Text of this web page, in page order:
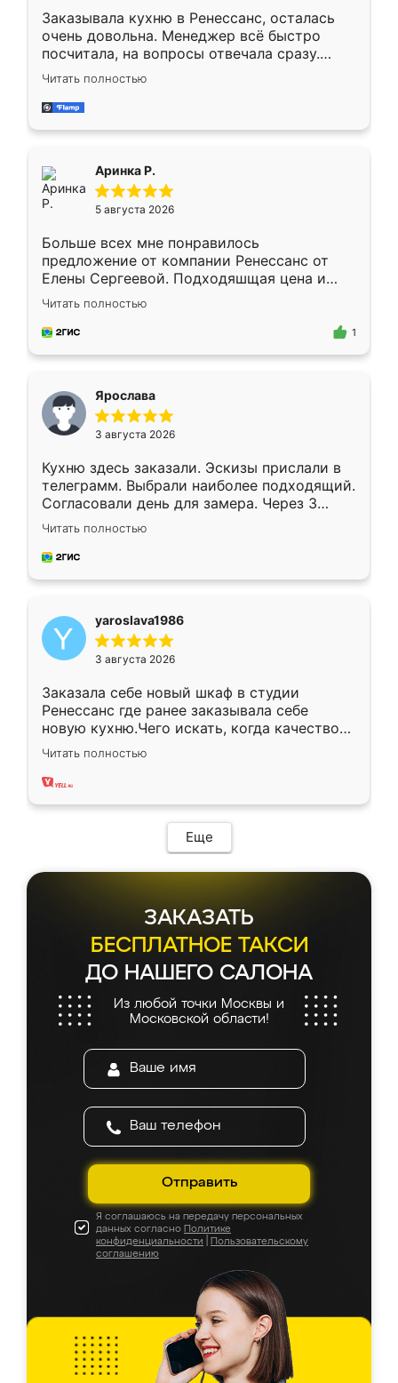
Заказывала кухню в Ренессанс, осталась
очень довольна. Менеджер всё быстро
посчитала, на вопросы отвечала сразу.
Замерщик приехал в субботу, подошёл к
делу со всей ответственностью. Собрали
за день, ребята работали аккуратно, даже
Читать полностью
Аринка Р.
5 августа 2026
Больше всех мне понравилось
предложение от компании Ренессанс от
Елены Сергеевой. Подходяшщая цена и
короткие сроки изготовления. Приехавший
для замера сотрудник Владислав
предложил по моему эскизу самый
Читать полностью
1
Ярослава
3 августа 2026
Кухню здесь заказали. Эскизы прислали в
телеграмм. Выбрали наиболее подходящий.
Согласовали день для замера. Через 3
недели кухня была уже готова. Остались
довольны работой. Спасибо Ренессанс
мебель за качественную работу!
Читать полностью
yaroslava1986
3 августа 2026
Заказала себе новый шкаф в студии
Ренессанс где ранее заказывала себе
новую кухню.Чего искать, когда качеством
вполне довольна. Служит кухня уже почти
два года, нареканий нет.
Читать полностью
Еще
ЗАКАЗАТЬ
БЕСПЛАТНОЕ ТАКСИ
ДО НАШЕГО САЛОНА
Из любой точки Москвы и
Московской области!
Отправить
Я соглашаюсь на передачу персональных
данных согласно Политике
конфиденциальности
Пользовательскому
соглашению